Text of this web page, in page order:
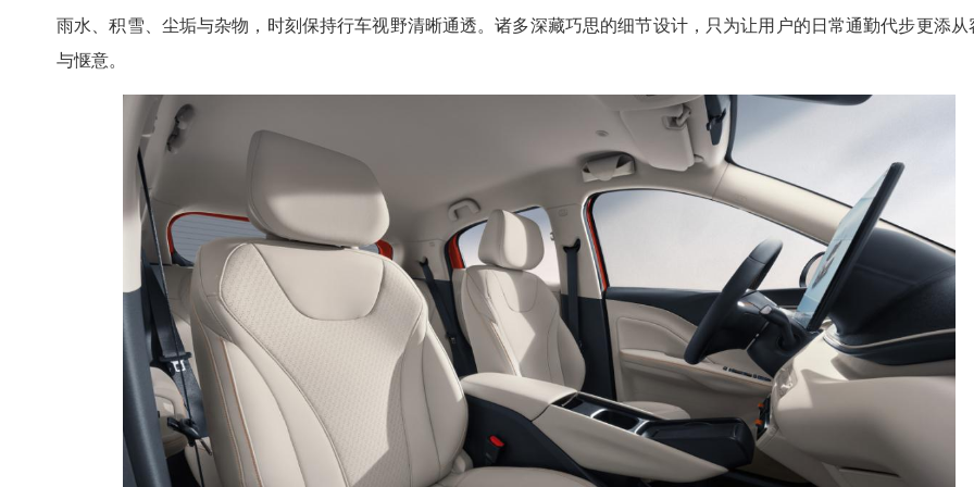
雨水、积雪、尘垢与杂物，时刻保持行车视野清晰通透。诸多深藏巧思的细节设计，只为让用户的日常通勤代步更添从
与惬意。